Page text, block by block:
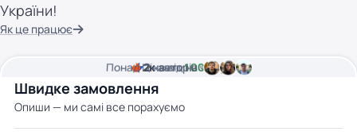
України!
Як це працює
Швидке замовлення
Опиши — ми самі все порахуємо
2хвилини часу
Ціна від100 грн
Понад2кавторів